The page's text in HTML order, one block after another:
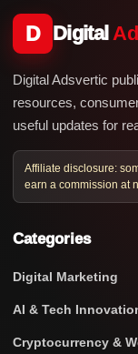
D Digital
Digital Adsvertic
resources,
useful updates for
Affiliate disclosure:
earn a commission at
Categories
Digital Marketing
AI & Tech
Cryptocurrency &